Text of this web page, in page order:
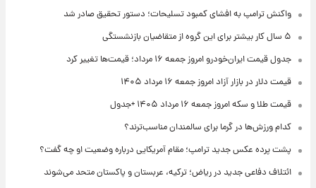
واکنش ترامپ به افشای کمبود تسلیحات؛ دستور تحقیق صادر شد
۵ سال کار بیشتر برای این گروه از متقاضیان بازنشستگی
جدول قیمت ایران‌خودرو امروز جمعه ۱۶ مرداد؛ قیمت‌ها تغییر کرد
قیمت دلار در بازار آزاد امروز جمعه ۱۶ مرداد ۱۴۰۵
قیمت طلا و سکه امروز جمعه ۱۶ مرداد ۱۴۰۵ +جدول
کدام ورزش‌ها در گرما برای سالمندان مناسب‌ترند؟
پشت پرده عکس جدید ترامپ؛ مقام آمریکایی درباره وضعیت او چه گفت؟
ائتلاف دفاعی جدید در ریاض؛ ترکیه، عربستان و پاکستان متحد می‌شوند